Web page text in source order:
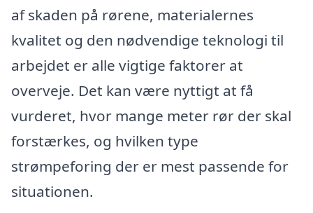
af skaden på rørene, materialernes
kvalitet og den nødvendige teknologi til
arbejdet er alle vigtige faktorer at
overveje. Det kan være nyttigt at få
vurderet, hvor mange meter rør der skal
forstærkes, og hvilken type
strømpeforing der er mest passende for
situationen.